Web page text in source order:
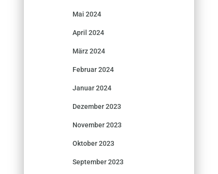
Mai 2024
April 2024
März 2024
Februar 2024
Januar 2024
Dezember 2023
November 2023
Oktober 2023
September 2023